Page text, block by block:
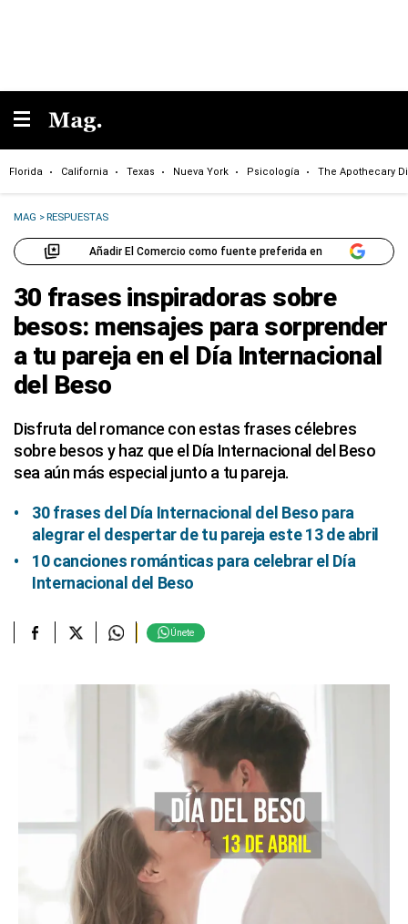
Florida California Texas Nueva York Psicología The Apothecary
MAG >RESPUESTAS
Añadir El Comercio como fuente preferida en
30 frases inspiradoras sobre
besos: mensajes para sorprender
a tu pareja en el Día Internacional
del Beso
Disfruta del romance con estas frases célebres
sobre besos y haz que el Día Internacional del Beso
sea aún más especial junto a tu pareja.
30 frases del Día Internacional del Beso para
alegrar el despertar de tu pareja este 13 de abril
10 canciones románticas para celebrar el Día
Internacional del Beso
Únete